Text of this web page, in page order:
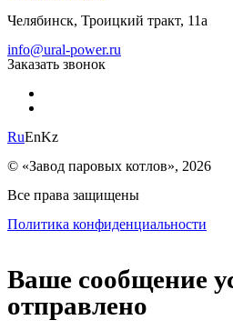
Челябинск, Троицкий тракт, 11а
info@ural-power.ru
Заказать звонок
RuEnKz
© «Завод паровых котлов», 2026
Все права защищены
Политика конфиденциальности
Ваше сообщение
отправлено